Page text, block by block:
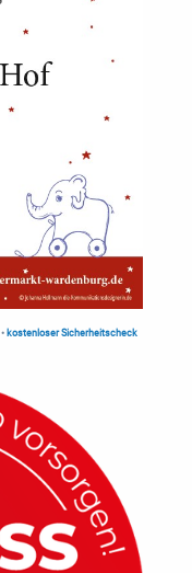
• kostenloser Sicherheitscheck